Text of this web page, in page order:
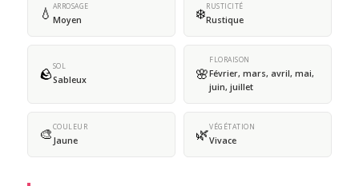
💧 ARROSAGE
Moyen ❄️RUSTICITÉ
Rustique
🪨SOL
Sableux 🌸
FLORAISON
Février, mars, avril, mai,
juin, juillet
🎨COULEUR
Jaune 🌿VÉGÉTATION
Vivace